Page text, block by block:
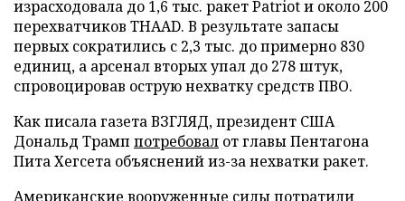
израсходовала до 1,6 тыс. ракет Patriot и около 200
перехватчиков THAAD. В результате запасы
первых сократились с 2,3 тыс. до примерно 830
единиц, а арсенал вторых упал до 278 штук,
спровоцировав острую нехватку средств ПВО.
Как писала газета ВЗГЛЯД, президент США
Дональд Трамп потребовал от главы Пентагона
Пита Хегсета объяснений из-за нехватки ракет.
Американские вооруженные силыпотратили